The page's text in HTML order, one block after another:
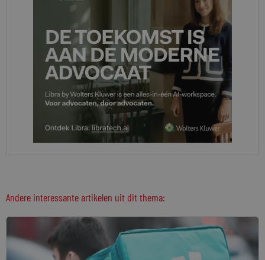
Andere interessante artikelen uit dit thema: